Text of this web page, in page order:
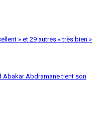
» et 29 autres « très bien »
Abakar Abdramane tient son